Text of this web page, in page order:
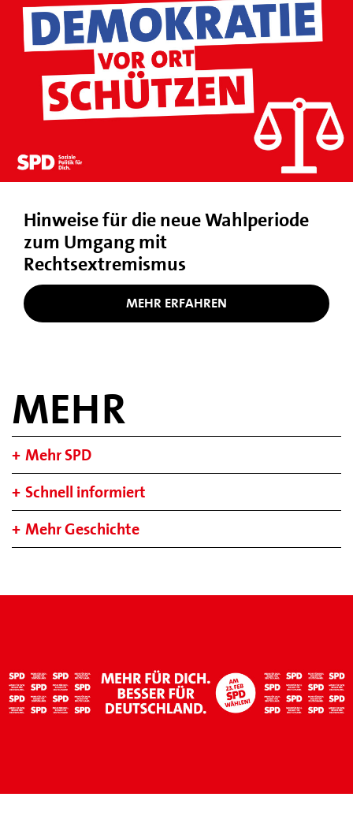
Hinweise für die neue Wahlperiode
zum Umgang mit
Rechtsextremismus
MEHR ERFAHREN
MEHR
Mehr SPD
Schnell informiert
Mehr Geschichte